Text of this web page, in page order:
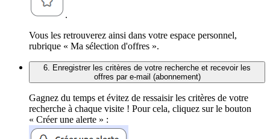
.
Vous les retrouverez ainsi dans votre espace personnel,
rubrique « Ma sélection d'offres ».
6. Enregistrer les critères de votre recherche et recevoir les
offres par e-mail (abonnement)
Gagnez du temps et évitez de ressaisir les critères de votre
recherche à chaque visite ! Pour cela, cliquez sur le bouton
« Créer une alerte » :